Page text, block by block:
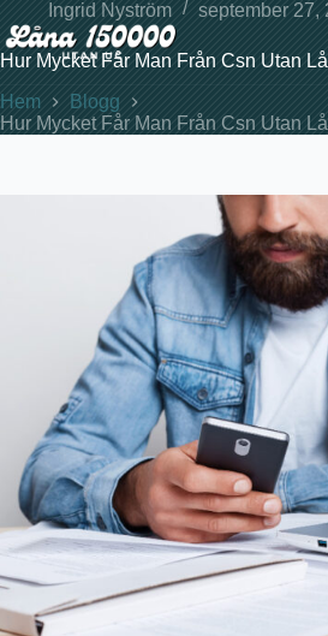
Hoppa
till
innehåll
Ingrid Nyström september 27,
Hur Mycket Får Man Från Csn Utan
Hem
Blogg
Hur Mycket Får Man Från Csn Utan